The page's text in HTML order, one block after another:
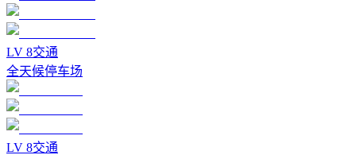
LV 8交通
全天候停车场
LV 8交通